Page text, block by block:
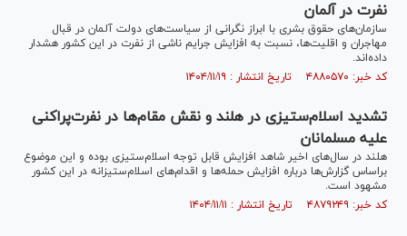
نفرت در آلمان
سازمان‌های حقوق بشری با ابراز نگرانی از سیاست‌های دولت آلمان در قبال
مهاجران و اقلیت‌ها، نسبت به افزایش جرایم ناشی از نفرت در این کشور هشدار
داده‌اند.
کد خبر: ۴۸۸۰۵۷۰ تاریخ انتشار : ۱۴۰۴/۱۱/۱۹
تشدید اسلام‌ستیزی در هلند و نقش مقام‌ها در نفرت‌پراکنی
علیه مسلمانان
هلند در سال‌های اخیر شاهد افزایش قابل توجه اسلام‌ستیزی بوده و این موضوع
براساس گزارش‌ها درباره افزایش حمله‌ها و اقدام‌های اسلام‌ستیزانه در این کشور
مشهود است.
کد خبر: ۴۸۷۹۲۴۹ تاریخ انتشار : ۱۴۰۴/۱۱/۱۱